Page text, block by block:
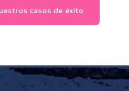
casos de éxito